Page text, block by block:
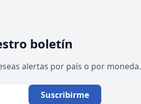
boletín
alertas por país o por moneda.
Suscribirme